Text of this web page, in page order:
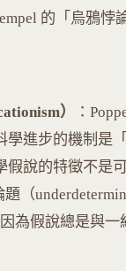
的「烏鴉悖
）
：
學進步的機制是
假說的特徵不是
題（
為假說總是與一